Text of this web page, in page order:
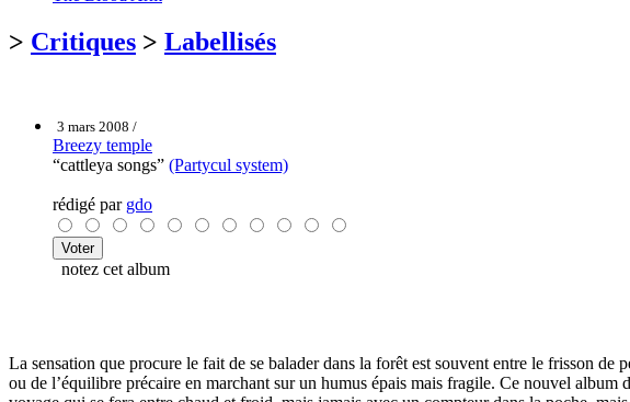
> Critiques > Labellisés
3 mars 2008 /
Breezy temple
“cattleya songs” (Partycul system)
rédigé par gdo
notez cet album
La sensation que procure le fait de se balader dans la forêt est souvent entre le frisson
ou de l’équilibre précaire en marchant sur un humus épais mais fragile. Ce nouvel